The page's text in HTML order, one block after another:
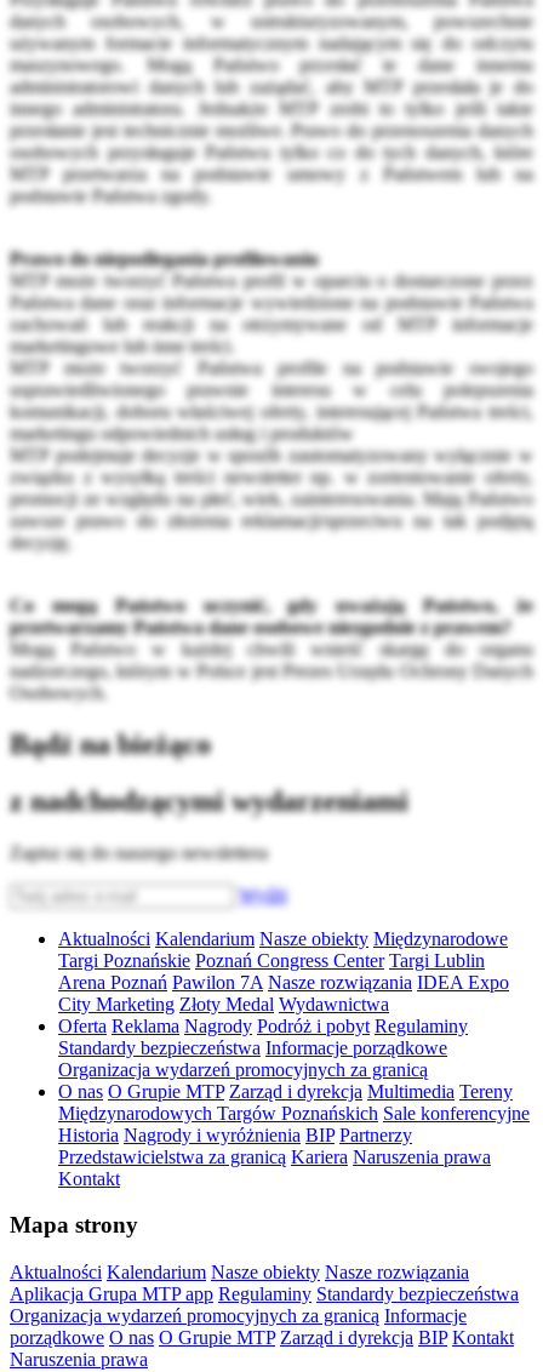
danych osobowych, w ustrukturyzowanym, powszechnie
używanym formacie informatycznym nadającym się do odczytu
maszynowego. Mogą Państwo przesłać te dane innemu
administratorowi danych lub zażądać, aby MTP przesłała je do
innego administratora. Jednakże MTP zrobi to tylko jeśli takie
przesłanie jest technicznie możliwe. Prawo do przenoszenia danych
osobowych przysługuje Państwu tylko co do tych danych, które
MTP przetwarza na podstawie umowy z Państwem lub na
podstawie Państwa zgody.
Prawo do niepodlegania profilowaniu
MTP może tworzyć Państwa profil w oparciu o dostarczone przez
Państwa dane oraz informacje wywiedzione na podstawie Państwa
zachowań lub reakcji na otrzymywane od MTP informacje
marketingowe lub inne treści.
MTP może tworzyć Państwa profile na podstawie swojego
usprawiedliwionego prawnie interesu w celu polepszenia
komunikacji, doboru właściwej oferty, interesującej Państwa treści,
marketingu odpowiednich usług i produktów
MTP podejmuje decyzje w sposób zautomatyzowany wyłącznie w
związku z wysyłką treści newsletter np. w zorientowanie oferty,
promocji ze względu na płeć, wiek, zainteresowania. Mają Państwo
zawsze prawo do złożenia reklamacji/sprzeciwu na tak podjętą
decyzję.
Co mogą Państwo uczynić, gdy uważają Państwo, że
przetwarzamy Państwa dane osobowe niezgodnie z prawem?
Mogą Państwo w każdej chwili wnieść skargę do organu
nadzorczego, którym w Polsce jest Prezes Urzędu Ochrony Danych
Osobowych.
Bądź na bieżąco
z nadchodzącymi wydarzeniami
Zapisz się do naszego newslettera
Wyślij
Aktualności Kalendarium Nasze obiekty Międzynarodowe
Targi Poznańskie Poznań Congress Center Targi Lublin
Arena Poznań Pawilon 7A Nasze rozwiązania IDEA Expo
City Marketing Złoty Medal Wydawnictwa
Oferta Reklama Nagrody Podróż i pobyt Regulaminy
Standardy bezpieczeństwa Informacje porządkowe
Organizacja wydarzeń promocyjnych za granicą
O nas O Grupie MTP Zarząd i dyrekcja Multimedia Tereny
Międzynarodowych Targów Poznańskich Sale konferencyjne
Historia Nagrody i wyróżnienia BIP Partnerzy
Przedstawicielstwa za granicą Kariera Naruszenia prawa
Kontakt
Mapa strony
Aktualności Kalendarium Nasze obiekty Nasze rozwiązania
Aplikacja Grupa MTP app Regulaminy Standardy bezpieczeństwa
Organizacja wydarzeń promocyjnych za granicą Informacje
porządkowe O nas O Grupie MTP Zarząd i dyrekcja BIP Kontakt
Naruszenia prawa